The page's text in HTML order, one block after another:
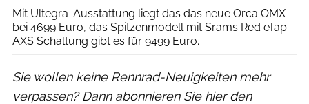
Mit Ultegra-Ausstattung liegt das das neue Orca OMX
bei 4699 Euro, das Spitzenmodell mit Srams Red eTap
AXS Schaltung gibt es für 9499 Euro.
Sie wollen keine Rennrad-Neuigkeiten mehr
verpassen? Dann abonnieren Sie hier den